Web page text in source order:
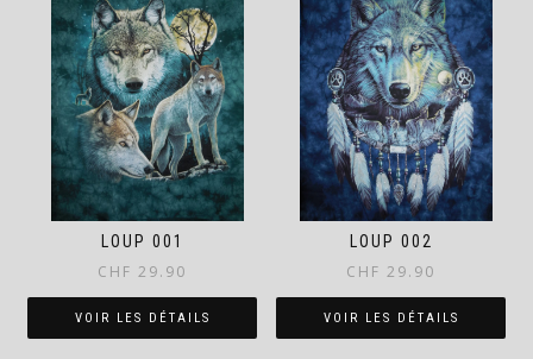
LOUP 001
CHF 29.90
VOIR LES DÉTAILS
LOUP 002
CHF 29.90
VOIR LES DÉTAILS